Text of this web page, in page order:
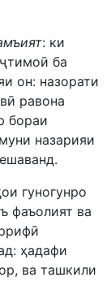
: ки
ба
он: назорати
равона
бораи
назарияи
гуногунро
фаъолият ва
ҳадафи
ва ташкили